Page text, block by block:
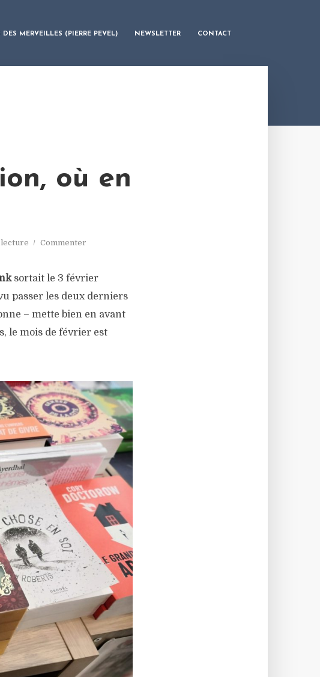
DES MERVEILLES (PIERRE PEVEL) NEWSLETTER CONTACT
où en
lecture Commenter
sortait le 3 février
passer les deux derniers
– mette bien en avant
le mois de février est